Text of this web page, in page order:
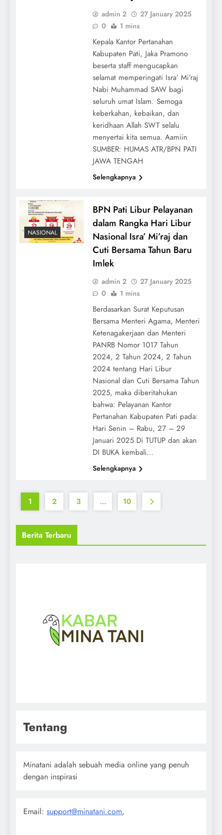
Berita Terbaru
admin 2
27 January 2025
0
1 mins
Kepala Kantor Pertanahan
Kabupaten Pati, Jaka Pramono
beserta staff mengucapkan
selamat memperingati Isra’ Mi’raj
Nabi Muhammad SAW bagi
seluruh umat Islam. Semoga
keberkahan, kebaikan, dan
keridhaan Allah SWT selalu
menyertai kita semua. Aamiin
SUMBER: HUMAS ATR/BPN PATI
JAWA TENGAH
Selengkapnya
NASIONAL
BPN Pati Libur Pelayanan
dalam Rangka Hari Libur
Nasional Isra’ Mi’raj dan
Cuti Bersama Tahun Baru
Imlek
admin 2
27 January 2025
0
1 mins
Berdasarkan Surat Keputusan
Bersama Menteri Agama, Menteri
Ketenagakerjaan dan Menteri
PANRB Nomor 1017 Tahun
2024, 2 Tahun 2024, 2 Tahun
2024 tentang Hari Libur
Nasional dan Cuti Bersama Tahun
2025, maka diberitahukan
bahwa: Pelayanan Kantor
Pertanahan Kabupaten Pati pada:
Hari Senin – Rabu, 27 – 29
Januari 2025 Di TUTUP dan akan
DI BUKA kembali…
Selengkapnya
1 2 3 … 10
Tentang
Minatani adalah sebuah media online yang penuh
dengan inspirasi
Email: support@minatani.com,